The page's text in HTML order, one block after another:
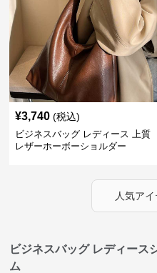
¥3,740 (税込)
ビジネスバッグ レディース 上質
レザーホーボーショルダー
人気ア
ビジネスバッグ レディース
ム